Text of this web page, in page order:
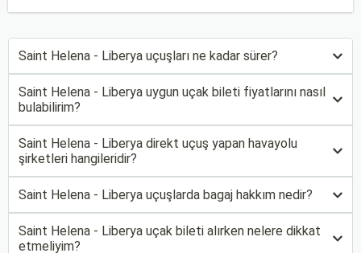
Saint Helena - Liberya uçuşları ne kadar sürer?
Saint Helena - Liberya uygun uçak bileti fiyatlarını nasıl
bulabilirim?
Saint Helena - Liberya direkt uçuş yapan havayolu
şirketleri hangileridir?
Saint Helena - Liberya uçuşlarda bagaj hakkım nedir?
Saint Helena - Liberya uçak bileti alırken nelere dikkat
etmeliyim?